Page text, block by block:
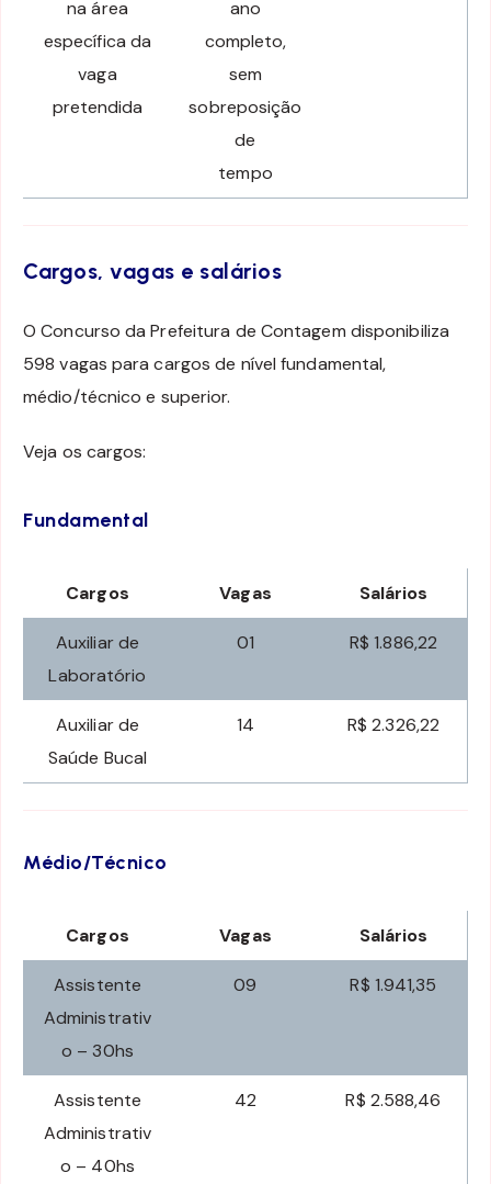
na área
específica da
vaga
pretendida
ano
completo,
sem
sobreposição
de
tempo
Cargos, vagas e salários
O Concurso da Prefeitura de Contagem disponibiliza
598 vagas para cargos de nível fundamental,
médio/técnico e superior.
Veja os cargos:
Fundamental
Cargos Vagas Salários
Auxiliar de
Laboratório
01 R$ 1.886,22
Auxiliar de
Saúde Bucal
14 R$ 2.326,22
Médio/Técnico
Cargos Vagas Salários
Assistente
Administrativ
o – 30hs
09 R$ 1.941,35
Assistente
Administrativ
o – 40hs
42 R$ 2.588,46